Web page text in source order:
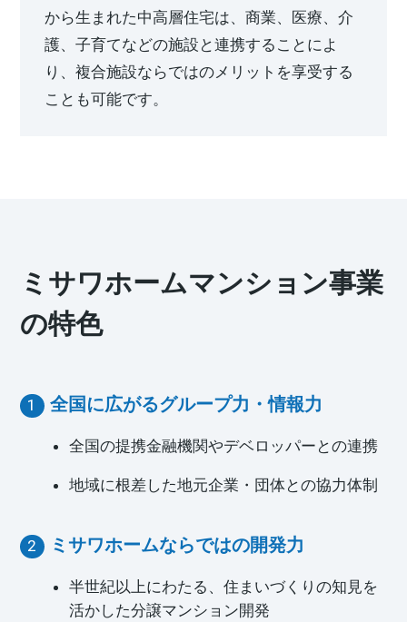
から生まれた中高層住宅は、商業、医療、介
護、子育てなどの施設と連携することによ
り、複合施設ならではのメリットを享受する
ことも可能です。
ミサワホームマンション事業
の特色
全国に広がるグループ力・情報力
全国の提携金融機関やデベロッパーとの連携
地域に根差した地元企業・団体との協力体制
ミサワホームならではの開発力
半世紀以上にわたる、住まいづくりの知見を
活かした分譲マンション開発